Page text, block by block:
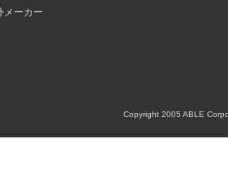
メーカー
Copyright 2005 ABLE